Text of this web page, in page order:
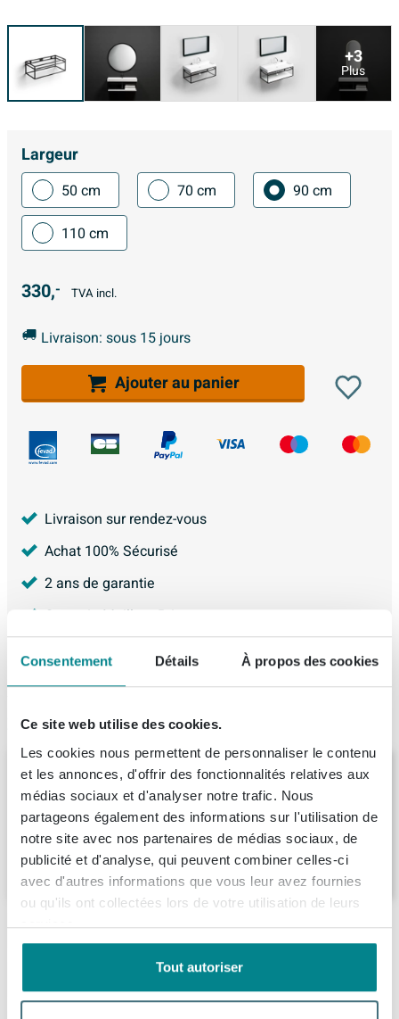
Consentement Détails À propos des cookies
Ce site web utilise des cookies.
Les cookies nous permettent de personnaliser le contenu
et les annonces, d'offrir des fonctionnalités relatives aux
médias sociaux et d'analyser notre trafic. Nous
partageons également des informations sur l'utilisation de
notre site avec nos partenaires de médias sociaux, de
publicité et d'analyse, qui peuvent combiner celles-ci
avec d'autres informations que vous leur avez fournies
ou qu'ils ont collectées lors de votre utilisation de leurs
services.
Tout autoriser
+3
Plus
Largeur
50 cm 70 cm
90 cm
110 cm
330,- TVA incl.
Livraison: sous 15 jours
Ajouter au panier
Livraison sur rendez-vous
Achat 100% Sécurisé
2 ans de garantie
Garantie Meilleur Prix
avis, avec une évaluation de
Produit de remplacement
Clou Frame 110x42cm profil tubulaire
INOX Noir mat
Livraison:1 - 2 semaines
365,-
Description
Clou Frame 90x42cm profil tubulaire Noir
mat